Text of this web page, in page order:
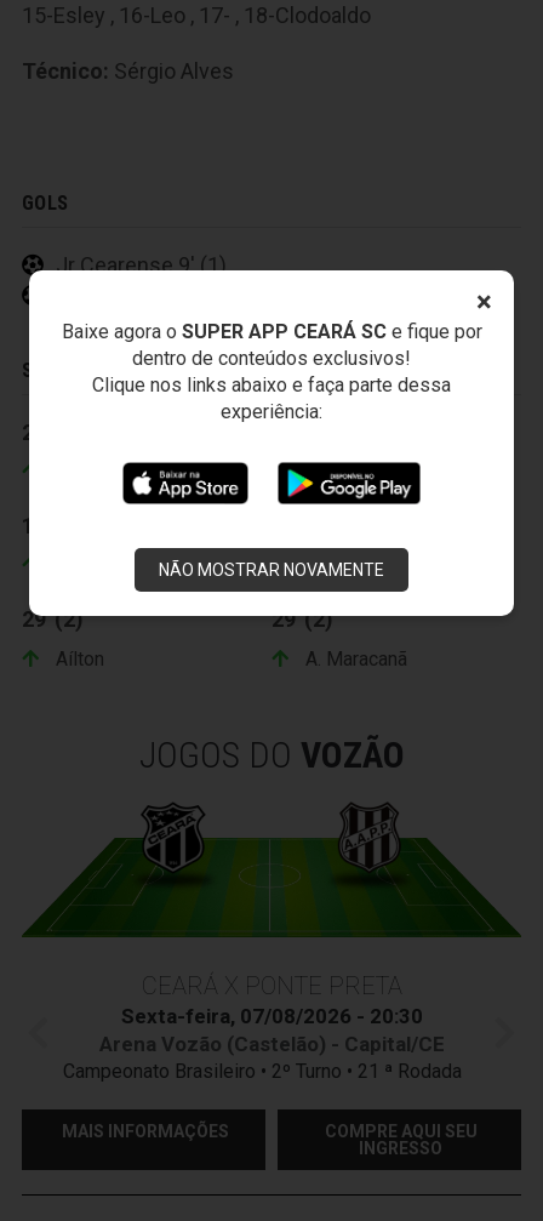
×
Baixe agora o SUPER APP CEARÁ SCe fique por
dentro de conteúdos exclusivos!
Clique nos links abaixo e faça parte dessa
experiência:
NÃO MOSTRAR NOVAMENTE
15-Esley , 16-Leo , 17- , 18-Clodoaldo
Técnico: Sérgio Alves
GOLS
Jr Cearense 9' (1)
SUBSTITUIÇÕES
28' (1)
Luizinho Esley
14' (2)
Clodoaldo
29' (2)
Aílton
29' (2)
A. Maracanã
JOGOS DO VOZÃO
CEARÁ X PONTE PRETA
Sexta-feira, 07/08/2026 - 20:30
Arena Vozão (Castelão) - Capital/CE
Campeonato Brasileiro • 2º Turno • 21 ª Rodada
MAIS INFORMAÇÕES
COMPRE AQUI SEU
INGRESSO